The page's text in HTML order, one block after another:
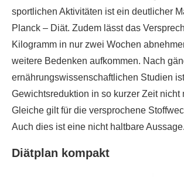
sportlichen Aktivitäten ist ein deutlicher
Planck – Diät. Zudem lässt das
Kilogramm in nur zwei Wochen
weitere Bedenken aufkommen. Nach
ernährungswissenschaftlichen Studien
Gewichtsreduktion in so kurzer Zeit nicht
Gleiche gilt für die versprochene
Auch dies ist eine nicht haltbare Aussage.
Diätplan kompakt